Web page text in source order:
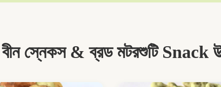
স্নেকস & ব্রড মটরশুটি Snack